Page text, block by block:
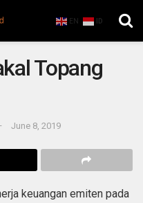
EN ID
Topang
June 8, 2019
keuangan emiten pada